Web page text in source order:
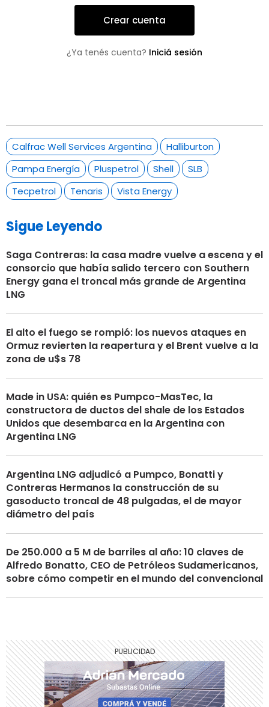
Crear cuenta
¿Ya tenés cuenta? Iniciá sesión
Calfrac Well Services Argentina
Halliburton
Pampa Energía
Pluspetrol Shell
SLB
Tecpetrol
Tenaris Vista Energy
Sigue Leyendo
Saga Contreras: la casa madre vuelve a escena y el
consorcio que había salido tercero con Southern
Energy gana el troncal más grande de Argentina
LNG
El alto el fuego se rompió: los nuevos ataques en
Ormuz revierten la reapertura y el Brent vuelve a la
zona de u$s 78
Made in USA: quién es Pumpco-MasTec, la
constructora de ductos del shale de los Estados
Unidos que desembarca en la Argentina con
Argentina LNG
Argentina LNG adjudicó a Pumpco, Bonatti y
Contreras Hermanos la construcción de su
gasoducto troncal de 48 pulgadas, el de mayor
diámetro del país
De 250.000 a 5 M de barriles al año: 10 claves de
Alfredo Bonatto, CEO de Petróleos Sudamericanos,
sobre cómo competir en el mundo del convencional